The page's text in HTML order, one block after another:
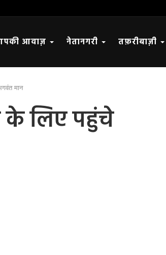
आवाज़ नेतानगरी तफ़रीबाज़ी
मान
के लिए पहुंचे